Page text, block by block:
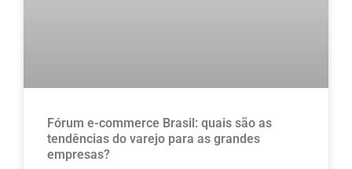
Fórum e-commerce Brasil: quais são as
tendências do varejo para as grandes
empresas?